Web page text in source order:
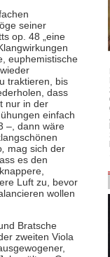
seiner
op. 48 „eine
euphemistische
traktieren, bis
dass
nur in der
einfach
–, dann wäre
, mag sich der
es den
Luft zu, bevor
wollen
Bratsche
zweiten Viola